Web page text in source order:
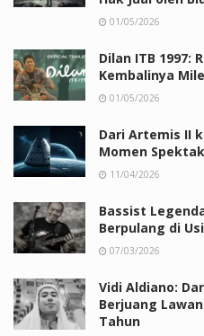
01/05/2026
Dilan ITB 1997:
Kembalinya
01/05/2026
Dari Artemis II
Momen
11/04/2026
Bassist
Berpulang di
07/03/2026
Vidi Aldiano:
Berjuang
Tahun